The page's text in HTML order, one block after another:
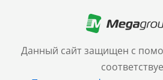
Данный сайт защищен с
+7 (499) 705-30-10
Санкт-Петербург
+7 (812) 600-77-33